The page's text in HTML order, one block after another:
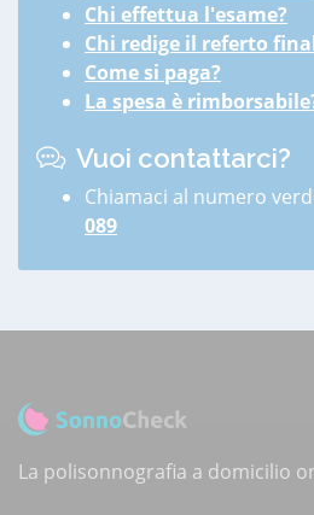
Chi effettua l'esame?
Chi redige il referto
Come si paga?
La spesa è
Vuoi contattarci?
Chiamaci al numero
089
La polisonnografia a domicilio